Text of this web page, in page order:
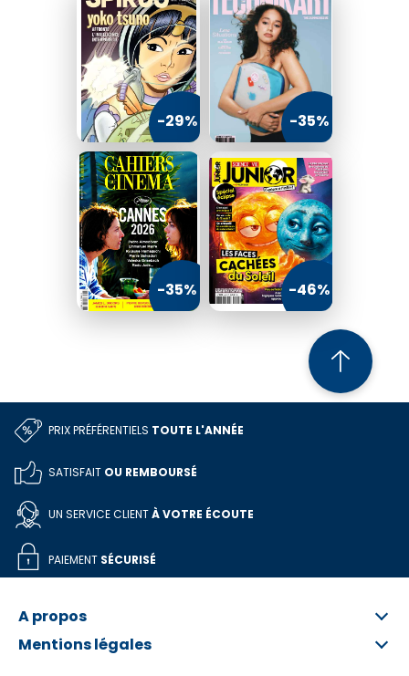
-29% -35%
-35% -46%
PRIX PRÉFÉRENTIELS TOUTE L'ANNÉE
SATISFAIT OU REMBOURSÉ
UN SERVICE CLIENTÀ VOTRE ÉCOUTE
PAIEMENT SÉCURISÉ
A propos
Qui sommes-nous ?
Mentions légales